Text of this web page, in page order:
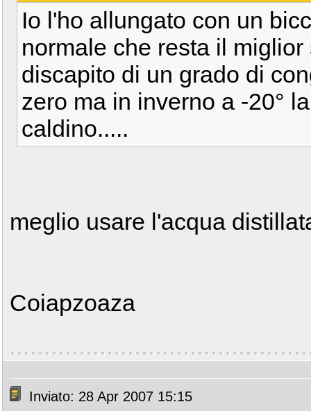
Io l'ho allungato con un
normale che resta il
discapito di un grado di
zero ma in inverno a -20°
caldino.....
meglio usare l'acqua
Coiapzoaza
Inviato: 28 Apr 2007 15:15